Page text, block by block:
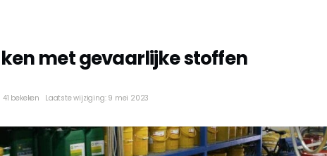
met gevaarlijke stoffen
41 bekeken Laatste wijziging: 9 mei 2023